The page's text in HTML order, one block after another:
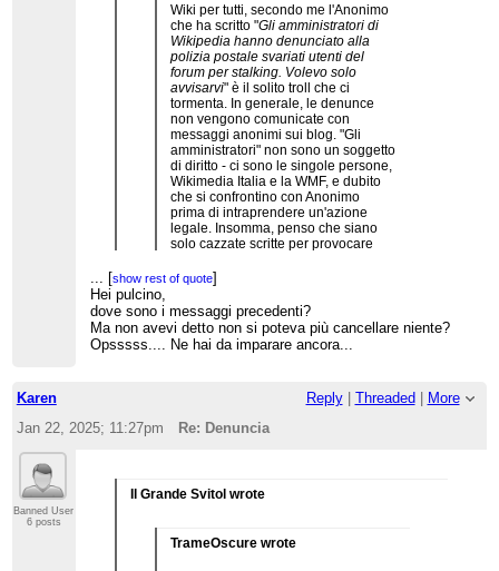
Wiki per tutti, secondo me l'Anonimo
che ha scritto "Gli amministratori di
Wikipedia hanno denunciato alla
polizia postale svariati utenti del
forum per stalking. Volevo solo
avvisarvi" è il solito troll che ci
tormenta. In generale, le denunce
non vengono comunicate con
messaggi anonimi sui blog. "Gli
amministratori" non sono un soggetto
di diritto - ci sono le singole persone,
Wikimedia Italia e la WMF, e dubito
che si confrontino con Anonimo
prima di intraprendere un'azione
legale. Insomma, penso che siano
solo cazzate scritte per provocare
tue risposte).
Lo letto nel pomeriggio e volevo rispondere ora a
Wiki Per Tutti, ma vedo che hai scritto esattamente
quel che volevo scrivere io:
3) l'"anonimo" è palesemente lo stesso troll di
qualche tempo fa che si spacciava prima per
admin, poi per me, ecc ecc.
stalker e cerca di mettere ansia prendendo di mira
in particolare WikiPerTutti, è palesemente
attenzione se non vuole LUI prendersi una
(in questo caso giustificatissima) denuncia per
[show rest of quote]
Hei pulcino,
dove sono i messaggi precedenti?
Ma non avevi detto non si poteva più cancellare niente?
Opsssss.... Ne hai da imparare ancora...
Karen Reply| Threaded
More
Jan 22, 2025; 11:27pm
Re: Denuncia
Banned User
6 posts
Il Grande Svitol wrote
TrameOscure wrote